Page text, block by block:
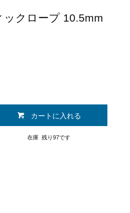
クロープ 10.5mm
カートに入れる
在庫 残り97です